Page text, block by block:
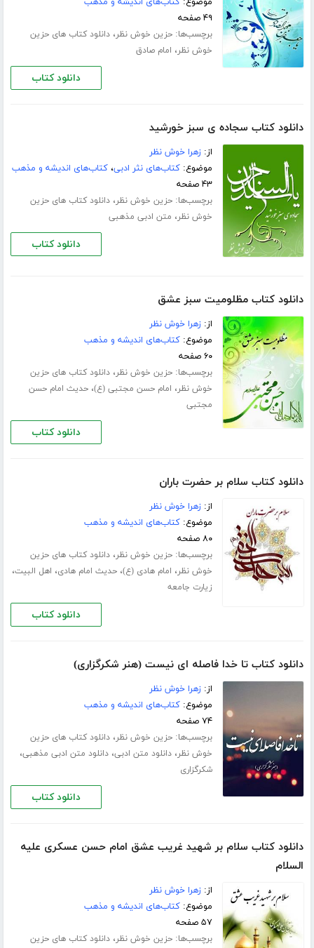
۴۹ صفحه
برچسب‌ها:حزین خوش نظر،دانلود کتاب های حزین
خوش نظر، امام صادق
دانلود کتاب
دانلود کتاب سجاده ی سبز خورشید
از:زهرا خوش نظر
موضوع:کتاب‌های نثر ادبی،کتاب‌های اندیشه و مذهب
۴۳ صفحه
برچسب‌ها:حزین خوش نظر،دانلود کتاب های حزین
خوش نظر، متن ادبی مذهبی
دانلود کتاب
دانلود کتاب مظلومیت سبز عشق
از:زهرا خوش نظر
موضوع:کتاب‌های اندیشه و مذهب
۶۰ صفحه
برچسب‌ها:حزین خوش نظر،دانلود کتاب های حزین
خوش نظر، امام حسن مجتبی (ع)،حدیث امام حسن
مجتبی
دانلود کتاب
دانلود کتاب سلام بر حضرت باران
از:زهرا خوش نظر
موضوع:کتاب‌های اندیشه و مذهب
۸۰ صفحه
برچسب‌ها:حزین خوش نظر،دانلود کتاب های حزین
خوش نظر، امام هادی (ع)،حدیث امام هادی، اهل البیت،
زیارت جامعه
دانلود کتاب
دانلود کتاب تا خدا فاصله ای نیست (هنر شکرگزاری)
از:زهرا خوش نظر
موضوع:کتاب‌های اندیشه و مذهب
۷۴ صفحه
برچسب‌ها:حزین خوش نظر،دانلود کتاب های حزین
خوش نظر،دانلود متن ادبی،دانلود متن ادبی مذهبی،
شکرگزاری
دانلود کتاب
دانلود کتاب سلام بر شهید غریب عشق امام حسن عسکری علیه
السلام
از:زهرا خوش نظر
موضوع:کتاب‌های اندیشه و مذهب
۵۷ صفحه
برچسب‌ها:حزین خوش نظر،دانلود کتاب های حزین